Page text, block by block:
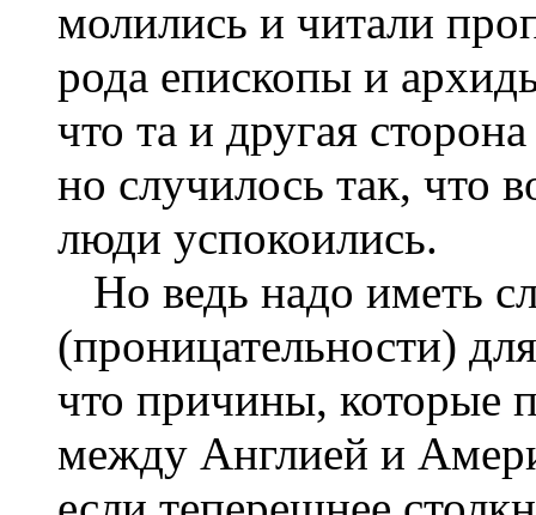
молились и читали
рода епископы и
что та и другая
но случилось так, что
люди успокоились.
Но ведь надо иметь
(проницательности)
что причины, которые
между Англией и